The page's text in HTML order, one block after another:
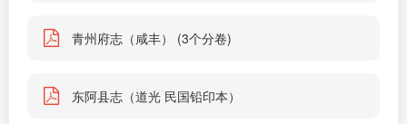
青州府志（咸丰） (3个分卷)
东阿县志（道光 民国铅印本）